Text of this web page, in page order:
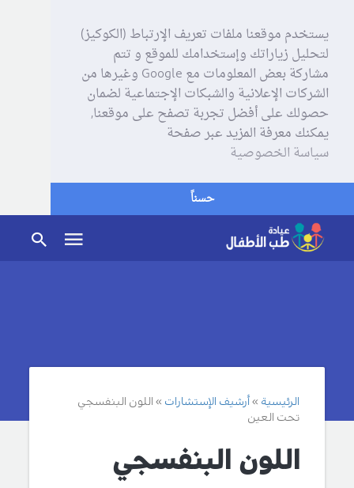
يستخدم موقعنا ملفات تعريف الإرتباط (الكوكيز)
لتحليل زياراتك وإستخدامك للموقع و تتم
مشاركة بعض المعلومات مع Google وغيرها من
الشركات الإعلانية والشبكات الإجتماعية لضمان
حصولك على أفضل تجربة تصفح على موقعنا,
يمكنك معرفة المزيد عبر صفحة
سياسة الخصوصية
حسناً
الرئيسية أرشيف الإستشارات
اللون البنفسجي
تحت العين
اللون البنفسجي